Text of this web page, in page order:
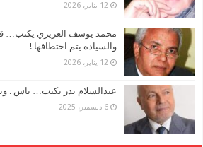
12 يناير، 2026
محمد يوسف العزيزي يكتب…
والسيادة يتم اختطافها !
12 يناير، 2026
عبدالسلام بدر يكتب… ناس .
6 ديسمبر، 2025